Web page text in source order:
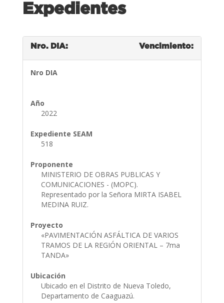
Expedientes
Nro. DIA: Vencimiento:
Nro DIA
Año
2022
Expediente SEAM
518
Proponente
MINISTERIO DE OBRAS PUBLICAS Y
COMUNICACIONES - (MOPC).
Representado por la Señora MIRTA ISABEL
MEDINA RUIZ.
Proyecto
«PAVIMENTACIÓN ASFÁLTICA DE VARIOS
TRAMOS DE LA REGIÓN ORIENTAL – 7ma
TANDA»
Ubicación
Ubicado en el Distrito de Nueva Toledo,
Departamento de Caaguazú.